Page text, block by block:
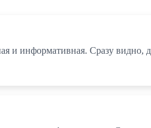
и информативная. Сразу видно,